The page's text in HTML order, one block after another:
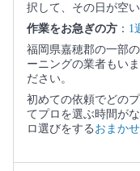
択して、その日が空
作業をお急ぎの方 ： 1
福岡県嘉穂郡の一部
ーニングの業者もい
ださい。
初めての依頼でどの
てプロを選ぶ時間が
ロ選びをする おまか